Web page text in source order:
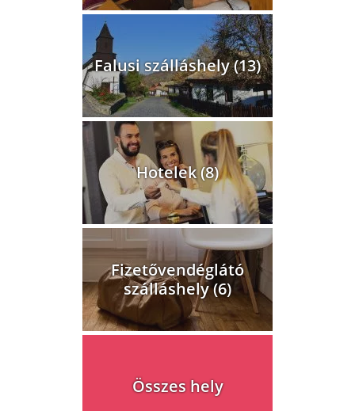
Falusi szálláshely (13)
Hotelek (8)
Fizetővendéglátó
szálláshely (6)
Összes hely